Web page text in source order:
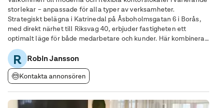
storlekar – anpassade för alla typer av verksamheter.
Strategiskt belägna i Katrinedal på Åsboholmsgatan 6 i Borås,
med direkt närhet till Riksvag 40, erbjuder fastigheten ett
optimalt läge för både medarbetare och kunder. Här kombineras
tillgänglighet med ett utmärkt skyltläge, vilket ger ditt företag
bästa möjliga exponering.
R Robin Jansson
Kontakta annonsören